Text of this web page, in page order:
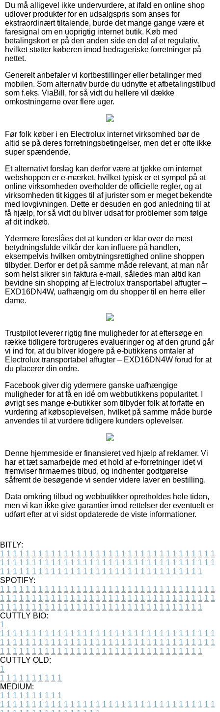
Du må alligevel ikke undervurdere, at ifald en online shop
udlover produkter for en udsalgspris som anses for
ekstraordinært tiltalende, burde det mange gange være et
faresignal om en uoprigtig internet butik. Køb med
betalingskort er på den anden side en del af et regulativ,
hvilket støtter køberen imod bedrageriske forretninger på
nettet.
Generelt anbefaler vi kortbestillinger eller betalinger med
mobilen. Som alternativ burde du udnytte et afbetalingstilbud
som f.eks. ViaBill, for så vidt du hellere vil dække
omkostningerne over flere uger.
Før folk køber i en Electrolux internet virksomhed bør de
altid se på deres forretningsbetingelser, men det er ofte ikke
super spændende.
Et alternativt forslag kan derfor være at tjekke om internet
webshoppen er e-mærket, hvilket typisk er et sympol på at
online virksomheden overholder de officielle regler, og at
virksomheden tit kigges til af jurister som er meget bekendte
med lovgivningen. Dette er desuden en god anledning til at
få hjælp, for så vidt du bliver udsat for problemer som følge
af dit indkøb.
Ydermere foreslåes det at kunden er klar over de mest
betydningsfulde vilkår der kan influere på handlen,
eksempelvis hvilken ombytningsrettighed online shoppen
tilbyder. Derfor er det på samme måde relevant, at man når
som helst sikrer sin faktura e-mail, således man altid kan
bevidne sin shopping af Electrolux transportabel affugter –
EXD16DN4W, uafhængig om du shopper til en herre eller
dame.
Trustpilot leverer rigtig fine muligheder for at eftersøge en
række tidligere forbrugeres evalueringer og af den grund går
vi ind for, at du bliver klogere på e-butikkens omtaler af
Electrolux transportabel affugter – EXD16DN4W forud for at
du placerer din ordre.
Facebook giver dig ydermere ganske uafhængige
muligheder for at få en idé om webbutikkens popularitet. I
øvrigt ses mange e-butikker som tilbyder folk at forfatte en
vurdering af købsoplevelsen, hvilket på samme måde burde
anvendes til at vurdere tidligere kunders oplevelser.
Denne hjemmeside er finansieret ved hjælp af reklamer. Vi
har et tæt samarbejde med et hold af e-forretninger idet vi
fremviser firmaernes tilbud, og indhenter godtgørelse
såfremt de besøgende vi sender videre laver en bestilling.
Data omkring tilbud og webbutikker opretholdes hele tiden,
men vi kan ikke give garantier imod rettelser der eventuelt er
udført efter at vi sidst opdaterede de viste informationer.
BITLY:
1 1 1 1 1 1 1 1 1 1 1 1 1 1 1 1 1 1 1 1 1 1 1 1 1 1 1 1 1 1 1 1 1 1
1 1 1 1 1 1 1 1 1 1 1 1 1 1 1 1 1 1 1 1 1 1 1 1 1 1 1 1 1 1 1 1 1 1
1 1 1 1 1 1 1 1 1 1 1 1 1 1 1 1 1 1 1 1 1 1 1 1 1 1 1 1 1 1 1 1
SPOTIFY:
1 1 1 1 1 1 1 1 1 1 1 1 1 1 1 1 1 1 1 1 1 1 1 1 1 1 1 1 1 1 1 1 1 1
1 1 1 1 1 1 1 1 1 1 1 1 1 1 1 1 1 1 1 1 1 1 1 1 1 1 1 1 1 1 1 1 1 1
1 1 1 1 1 1 1 1 1 1 1 1 1 1 1 1 1 1 1 1 1 1 1 1 1 1 1 1 1 1 1 1
CUTTLY BIO:
1
1 1 1 1 1 1 1 1 1 1 1 1 1 1 1 1 1 1 1 1 1 1 1 1 1 1 1 1 1 1 1 1 1 1
1 1 1 1 1 1 1 1 1 1 1 1 1 1 1 1 1 1 1 1 1 1 1 1 1 1 1 1 1 1 1 1 1 1
1 1 1 1 1 1 1 1 1 1 1 1 1 1 1 1 1 1 1 1 1 1 1 1 1 1 1 1 1 1 1 1
CUTTLY OLD:
1
1 1 1 1 1 1 1 1 1 1
MEDIUM:
1 1 1 1 1 1 1 1 1 1
1 1 1 1 1 1 1 1 1 1 1 1 1 1 1 1 1 1 1 1 1 1 1 1 1 1 1 1 1 1 1 1 1 1